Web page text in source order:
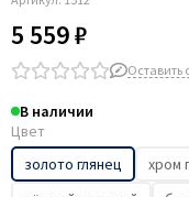
5 559 ₽
Оставить
В наличии
Цвет
золото глянец
хром